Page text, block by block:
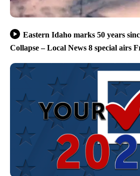
Eastern Idaho marks 50 years
Collapse – Local News 8 special airs